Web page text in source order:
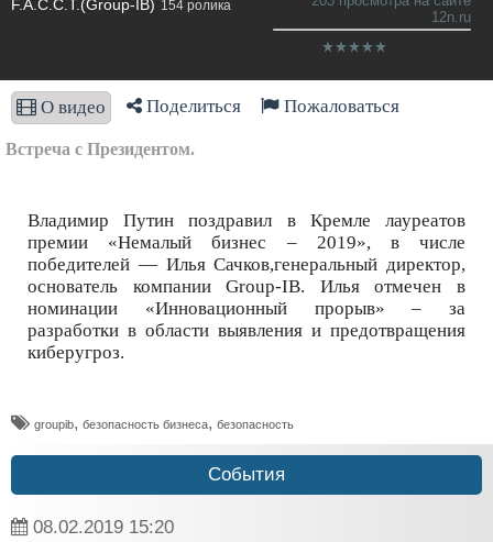
F.A.С.С.T.(Group-IB) 154 ролика
12n.ru
О видео Поделиться Пожаловаться
Встреча с Президентом.
Владимир Путин поздравил в Кремле лауреатов
премии «Немалый бизнес – 2019», в числе
победителей — Илья Сачков,генеральный директор,
основатель компании Group-IB. Илья отмечен в
номинации «Инновационный прорыв» – за
разработки в области выявления и предотвращения
киберугроз.
groupib, безопасность бизнеса, безопасность
События
08.02.2019 15:20